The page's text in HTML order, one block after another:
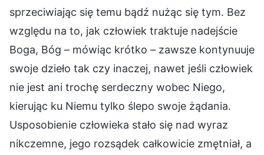
sprzeciwiając się temu bądź nużąc się tym. Bez
względu na to, jak człowiek traktuje nadejście
Boga, Bóg – mówiąc krótko – zawsze kontynuuje
swoje dzieło tak czy inaczej, nawet jeśli człowiek
nie jest ani trochę serdeczny wobec Niego,
kierując ku Niemu tylko ślepo swoje żądania.
Usposobienie człowieka stało się nad wyraz
nikczemne, jego rozsądek całkowicie zmętniał, a